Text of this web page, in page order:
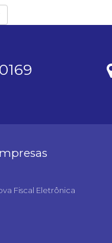
Fiscal Eletrônica